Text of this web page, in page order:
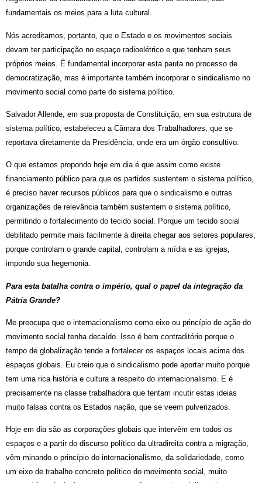
fundamentais os meios para a luta cultural.
Nós acreditamos, portanto, que o Estado e os movimentos sociais
devam ter participação no espaço radioelétrico e que tenham seus
próprios meios. É fundamental incorporar esta pauta no processo de
democratização, mas é importante também incorporar o sindicalismo no
movimento social como parte do sistema político.
Salvador Allende, em sua proposta de Constituição, em sua estrutura de
sistema político, estabeleceu a Câmara dos Trabalhadores, que se
reportava diretamente da Presidência, onde era um órgão consultivo.
O que estamos propondo hoje em dia é que assim como existe
financiamento público para que os partidos sustentem o sistema político,
é preciso haver recursos públicos para que o sindicalismo e outras
organizações de relevância também sustentem o sistema político,
permitindo o fortalecimento do tecido social. Porque um tecido social
debilitado permite mais facilmente à direita chegar aos setores populares,
porque controlam o grande capital, controlam a mídia e as igrejas,
impondo sua hegemonia.
Para esta batalha contra o império, qual o papel da integração da
Pátria Grande?
Me preocupa que o internacionalismo como eixo ou princípio de ação do
movimento social tenha decaído. Isso é bem contraditório porque o
tempo de globalização tende a fortalecer os espaços locais acima dos
espaços globais. Eu creio que o sindicalismo pode aportar muito porque
tem uma rica história e cultura a respeito do internacionalismo. E é
precisamente na classe trabalhadora que tentam incutir estas ideias
muito falsas contra os Estados nação, que se veem pulverizados.
Hoje em dia são as corporações globais que intervêm em todos os
espaços e a partir do discurso político da ultradireita contra a migração,
vêm minando o princípio do internacionalismo, da solidariedade, como
um eixo de trabalho concreto político do movimento social, muito